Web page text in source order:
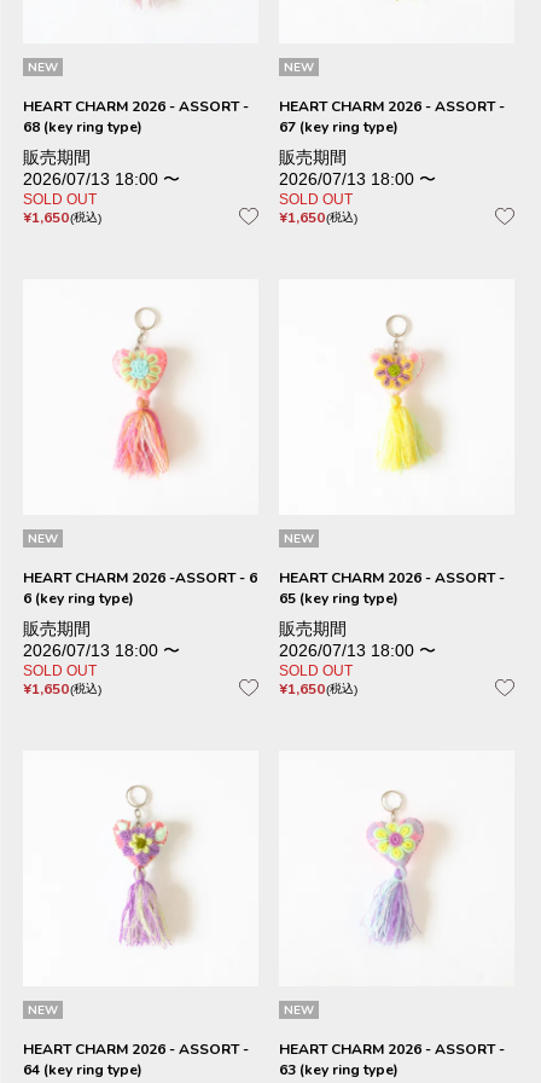
NEW
HEART CHARM 2026 - ASSORT -
68 (key ring type)
販売期間
2026/07/13 18:00 〜
SOLD OUT
¥1,650 税込
NEW
HEART CHARM 2026 - ASSORT -
67 (key ring type)
販売期間
2026/07/13 18:00 〜
SOLD OUT
¥1,650 税込
NEW
HEART CHARM 2026 -ASSORT - 6
6 (key ring type)
販売期間
2026/07/13 18:00 〜
SOLD OUT
¥1,650 税込
NEW
HEART CHARM 2026 - ASSORT -
65 (key ring type)
販売期間
2026/07/13 18:00 〜
SOLD OUT
¥1,650 税込
NEW
HEART CHARM 2026 - ASSORT -
64 (key ring type)
NEW
HEART CHARM 2026 - ASSORT -
63 (key ring type)